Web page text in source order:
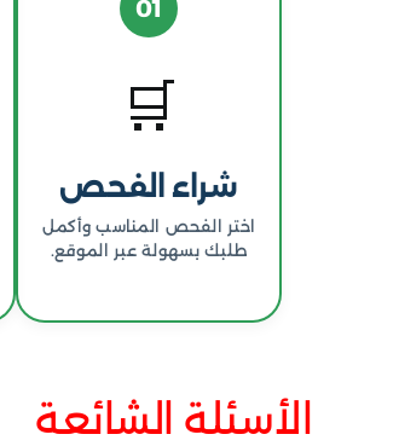
01
🛒
شراء الفحص
اختر الفحص المناسب وأكمل
طلبك بسهولة عبر الموقع.
الأسئلة الشائعة